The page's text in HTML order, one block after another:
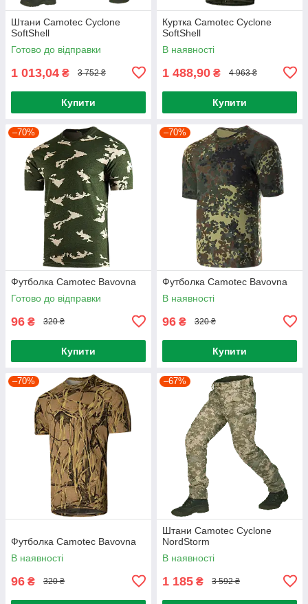
Штани Camotec Cyclone
SoftShell
Готово до відправки
1 013,04 ₴ 3 752 ₴
Купити
Куртка Camotec Cyclone
SoftShell
В наявності
1 488,90 ₴ 4 963 ₴
Купити
–70%
Футболка Camotec Bavovna
Готово до відправки
96 ₴ 320 ₴
Купити
–70%
Футболка Camotec Bavovna
В наявності
96 ₴ 320 ₴
Купити
–70%
Футболка Camotec Bavovna
В наявності
96 ₴ 320 ₴
–67%
Штани Camotec Cyclone
NordStorm
В наявності
1 185 ₴ 3 592 ₴